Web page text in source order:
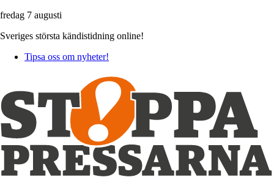
fredag 7 augusti
Sveriges största kändistidning online!
Tipsa oss om nyheter!